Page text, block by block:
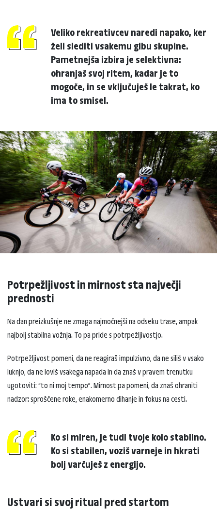
Veliko rekreativcev naredi napako, ker
želi slediti vsakemu gibu skupine.
Pametnejša izbira je selektivna:
ohranjaš svoj ritem, kadar je to
mogoče, in se vključuješ le takrat, ko
ima to smisel.
Potrpežljivost in mirnost sta največji
prednosti
Na dan preizkušnje ne zmaga najmočnejši na odseku trase, ampak
najbolj stabilna vožnja. To pa pride s potrpežljivostjo.
Potrpežljivost pomeni, da ne reagiraš impulzivno, da ne siliš v vsako
luknjo, da ne loviš vsakega napada in da znaš v pravem trenutku
ugotoviti: “to ni moj tempo”. Mirnost pa pomeni, da znaš ohraniti
nadzor: sproščene roke, enakomerno dihanje in fokus na cesti.
Ko si miren, je tudi tvoje kolo stabilno.
Ko si stabilen, voziš varneje in hkrati
bolj varčuješ z energijo.
Ustvari si svoj ritual pred startom